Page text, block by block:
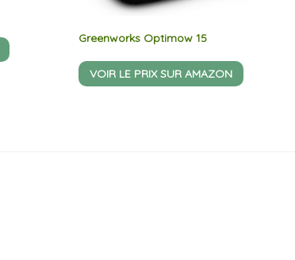
Greenworks Optimow 15
VOIR LE PRIX SUR AMAZON